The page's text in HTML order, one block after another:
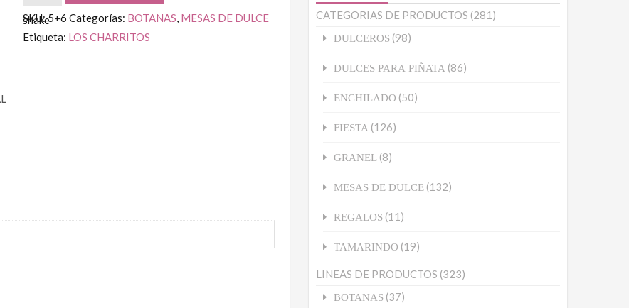
SKU:5+6 Categorías: BOTANAS, MESAS DE DULCE
Etiqueta: LOS CHARRITOS
CATEGORIAS DE PRODUCTOS (281)
DULCEROS (98)
DULCES PARA PIÑATA (86)
ENCHILADO (50)
FIESTA (126)
GRANEL (8)
MESAS DE DULCE (132)
REGALOS (11)
TAMARINDO (19)
LINEAS DE PRODUCTOS (323)
BOTANAS (37)